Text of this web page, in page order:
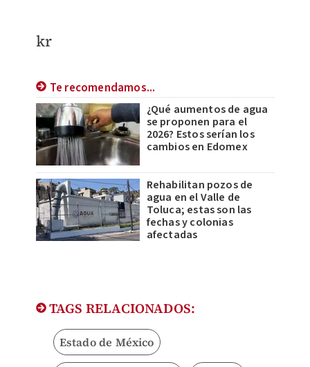
kr
Te recomendamos...
¿Qué aumentos de agua
se proponen para el
2026? Estos serían los
cambios en Edomex
Rehabilitan pozos de
agua en el Valle de
Toluca; estas son las
fechas y colonias
afectadas
TAGS RELACIONADOS:
Estado de México